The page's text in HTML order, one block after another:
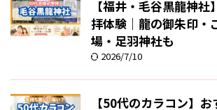
【福井・毛谷黒龍神
拝体験｜龍の御朱印・
場・足羽神社も
2026/7/10
【50代のカラコン】